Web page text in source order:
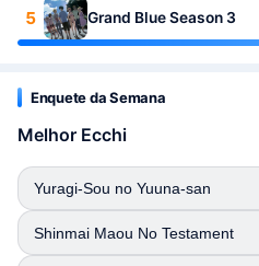
5 Grand Blue Season 3
Enquete da Semana
Melhor Ecchi
Yuragi-Sou no Yuuna-san
Shinmai Maou No Testament